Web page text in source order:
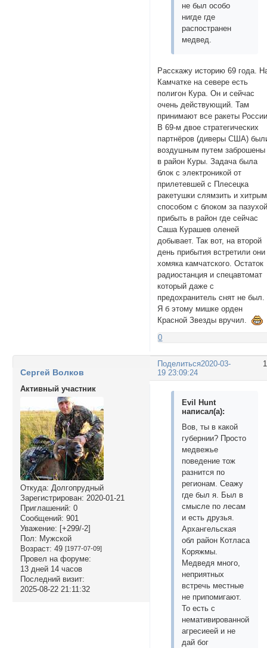
не был особо
нигде где
распостранен
медвед.
Расскажу историю 69 года.
Камчатке на севере есть
полигон Кура. Он и сейчас
очень действующий. Там
принимают все ракеты
В 69-м двое стратегических
партнёров (диверы США)
воздушным путем заброшены
в район Куры. Задача была
блок с электроникой от
прилетевшей с Плесецка
ракетушки слямзить и хитрым
способом с блоком за
прибыть в район где сейчас
Саша Курашев оленей
добывает. Так вот, на второй
день прибытия встретили они
хомяка камчатского. Остаток
радиостанция и спецавтомат
который даже с
предохранитель снят не был.
Я б этому мишке орден
Красной Звезды вручил.
0
Поделиться2020-03-
19 23:09:24
Сергей Волков
Активный участник
Откуда: Долгопрудный
Зарегистрирован: 2020-01-21
Приглашений: 0
Сообщений: 901
Уважение: [+299/-2]
Пол: Мужской
Возраст: 49 [1977-07-09]
Провел на форуме:
13 дней 14 часов
Последний визит:
2025-08-22 21:11:32
Evil Hunt
написал(а):
Вов, ты в какой
губернии? Просто
медвежье
поведение тож
разнится по
регионам. Сеажу
где был я. Был в
смысле по лесам
и есть друзья.
Архангельская
обл район Котласа
Коряжмы.
Медведя много,
неприятных
встречь местные
не припомигают.
То есть с
немативированной
агресиеей и не
дай бог